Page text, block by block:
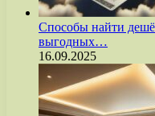
Способы найти
выгодных…
16.09.2025